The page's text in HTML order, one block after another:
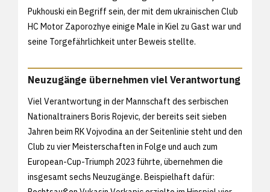
Pukhouski ein Begriff sein, der mit dem ukrainischen Club
HC Motor Zaporozhye einige Male in Kiel zu Gast war und
seine Torgefährlichkeit unter Beweis stellte.
Neuzugänge übernehmen viel Verantwortung
Viel Verantwortung in der Mannschaft des serbischen
Nationaltrainers Boris Rojevic, der bereits seit sieben
Jahren beim RK Vojvodina an der Seitenlinie steht und den
Club zu vier Meisterschaften in Folge und auch zum
European-Cup-Triumph 2023 führte, übernehmen die
insgesamt sechs Neuzugänge. Beispielhaft dafür: